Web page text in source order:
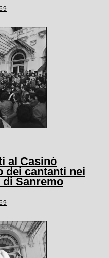
al Casinò
dei cantanti nei
Sanremo